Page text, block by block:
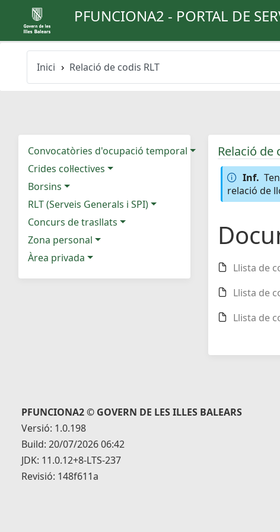
PFUNCIONA2 - PORTAL DE
Inici Relació de codis RLT
Convocatòries d'ocupació temporal
Crides col·lectives
Borsins
RLT (Serveis Generals i SPI)
Concurs de trasllats
Zona personal
Àrea privada
Relació de
Inf.
relació de
Llista de
Llista de
Llista de
PFUNCIONA2 © GOVERN DE LES ILLES BALEARS
Versió: 1.0.198
Build: 20/07/2026 06:42
JDK: 11.0.12+8-LTS-237
Revisió: 148f611a